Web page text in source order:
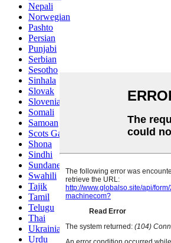
Nepali
Norwegian
Pashto
Persian
Punjabi
Serbian
Sesotho
Sinhala
Slovak
Slovenian
Somali
Samoan
Scots Gaelic
Shona
Sindhi
Sundanese
Swahili
Tajik
Tamil
Telugu
Thai
Ukrainian
Urdu